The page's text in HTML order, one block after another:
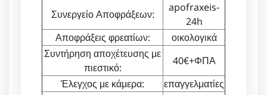
Συνεργείο Αποφράξεων:
apofraxeis-
24h
Αποφράξεις φρεατίων:
οικολογικά
Συντήρηση αποχέτευσης με
πιεστικό:
40€+ΦΠΑ
Έλεγχος με κάμερα:
επαγγελματίες